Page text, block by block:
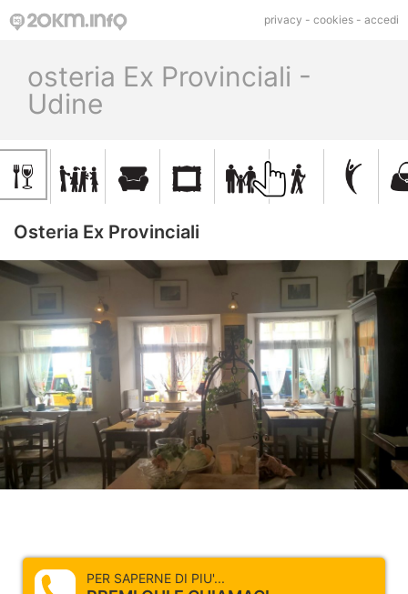
privacy - cookies - accedi
osteria Ex Provinciali -
Udine
Osteria Ex Provinciali
PER SAPERNE DI PIU'...